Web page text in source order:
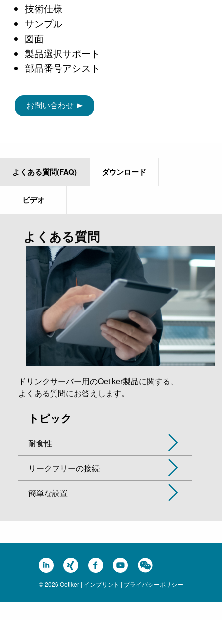
技術仕様
サンプル
図面
製品選択サポート
部品番号アシスト
お問い合わせ
よくある質問(FAQ) ダウンロード
ビデオ
よくある質問
ドリンクサーバー用のOetiker製品に関する、
よくある質問にお答えします。
トピック
耐食性
リークフリーの接続
簡単な設置
© 2026 Oetiker | インプリント | プライバシーポリシー